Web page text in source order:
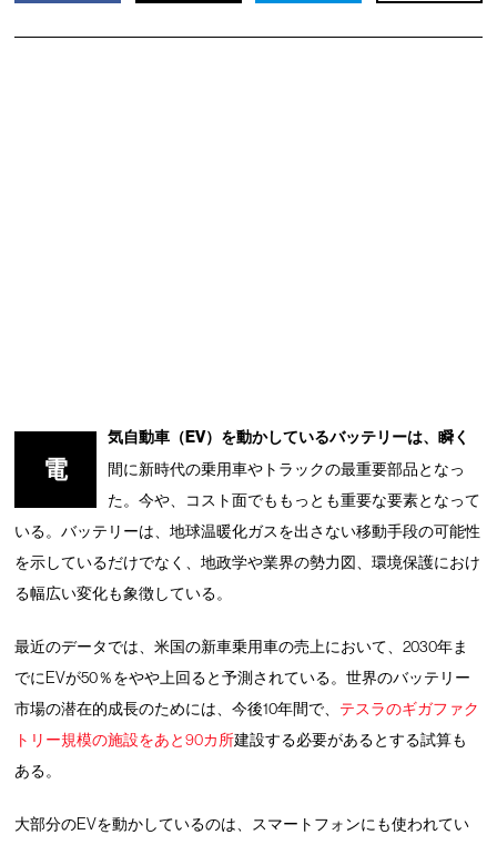
電
気自動車（EV）を動かしているバッテリーは、瞬く
間に新時代の乗用車やトラックの最重要部品となっ
た。今や、コスト面でももっとも重要な要素となって
いる。バッテリーは、地球温暖化ガスを出さない移動手段の可能性
を示しているだけでなく、地政学や業界の勢力図、環境保護におけ
る幅広い変化も象徴している。
最近のデータでは、米国の新車乗用車の売上において、2030年ま
でにEVが50％をやや上回ると予測されている。世界のバッテリー
市場の潜在的成長のためには、今後10年間で、 テスラのギガファク
トリー規模の施設をあと90カ所建設する必要があるとする試算も
ある。
大部分のEVを動かしているのは、スマートフォンにも使われてい